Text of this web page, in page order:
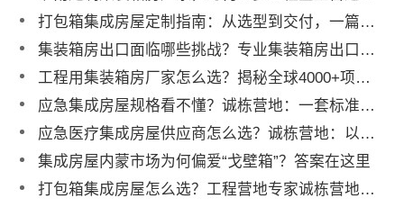
打包箱集成房屋定制指南：从选型到交付，一篇讲透
集装箱房出口面临哪些挑战？专业集装箱房出口流程与解决方案全解析
工程用集装箱房厂家怎么选？揭秘全球4000+项目背后的实力品牌
应急集成房屋规格看不懂？诚栋营地：一套标准，多重保障，定义行业品质标杆
应急医疗集成房屋供应商怎么选？诚栋营地：以专业产品守护生命防线，赋能高效应急响应
集成房屋内蒙市场为何偏爱“戈壁箱”？答案在这里
打包箱集成房屋怎么选？工程营地专家诚栋营地揭秘：品质与解决方案是关键